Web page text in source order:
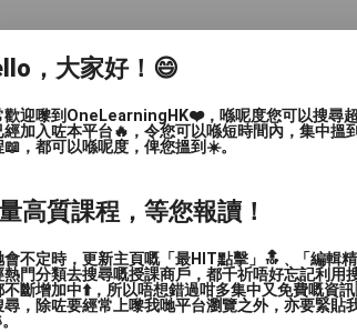
組課程】，靈活安排，適合不同
，大家好！😄
歡迎嚟到OneLearningHK❤️，喺呢度您可以搜尋
經加入咗本平台🔥，令您可以喺短時間內，集中
📖，都可以喺呢度，俾您搵到☀️。
高質課程，等您報讀！
會不定時，更新主頁嘅「最HIT點擊」🔝﹑「編輯
熱門分類去搜尋嘅授課商戶，都千祈唔好忘記利用
不斷增加中⬆️，所以唔想錯過咁多集中又免費嘅資
尋，除咗要經常上嚟我哋平台瀏覽之外，亦要緊